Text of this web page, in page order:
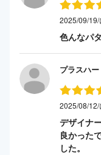
2025/09/
色んなパ
プラスハー
2025/08/
デザイナ
良かった
した。